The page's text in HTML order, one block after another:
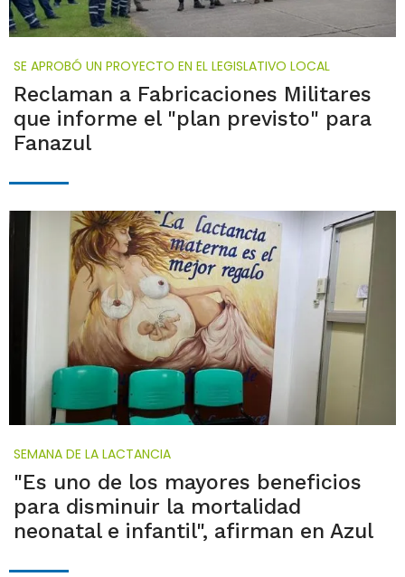
SE APROBÓ UN PROYECTO EN EL LEGISLATIVO LOCAL
Reclaman a Fabricaciones Militares
que informe el "plan previsto" para
Fanazul
SEMANA DE LA LACTANCIA
"Es uno de los mayores beneficios
para disminuir la mortalidad
neonatal e infantil", afirman en Azul